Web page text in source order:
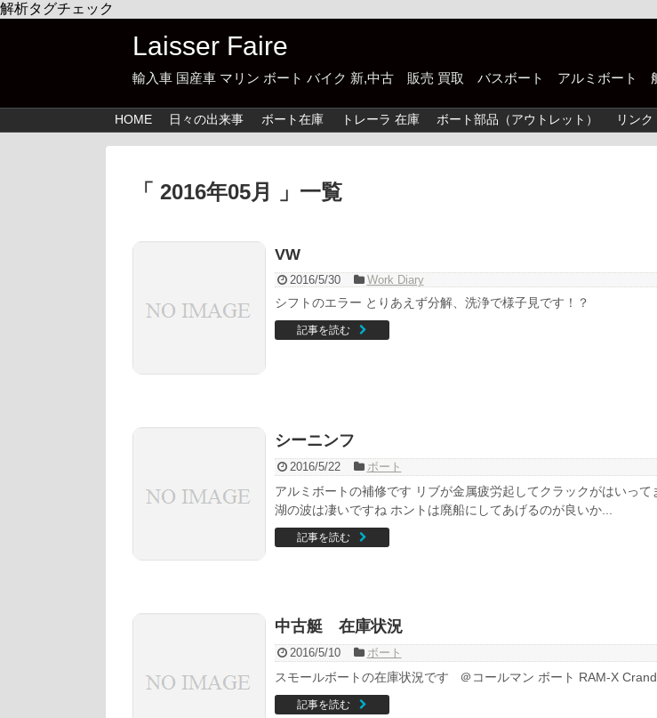
解析タグチェック
Laisser Faire
輸入車 国産車 マリン ボート バイク 新,中古 販売 買取 バスボート アルミボート
HOME 日々の出来事 ボート在庫 トレーラ 在庫 ボート部品（アウトレット） リンク
「 2016年05月 」一覧
VW
2016/5/30 Work Diary
シフトのエラー とりあえず分解、洗浄で様子見です！？
記事を読む
シーニンフ
2016/5/22 ボート
アルミボートの補修です リブが金属疲労起してクラックがはいって
湖の波は凄いですね ホントは廃船にしてあげるのが良いか...
記事を読む
中古艇 在庫状況
2016/5/10 ボート
スモールボートの在庫状況です ＠コールマン ボート RAM-X
記事を読む